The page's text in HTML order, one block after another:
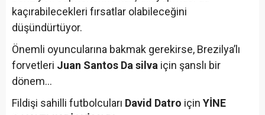
kaçırabilecekleri fırsatlar olabileceğini
düşündürtüyor.
Önemli oyuncularına bakmak gerekirse, Brezilya’lı
forvetleri Juan Santos Da silva için şanslı bir
dönem…
Fildişi sahilli futbolcuları David Datro için YİNE